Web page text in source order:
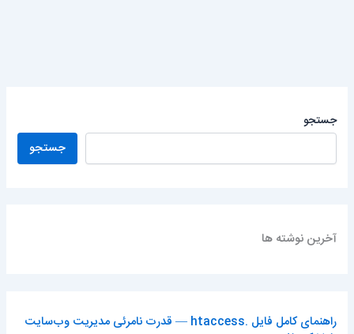
جستجو
جستجو
آخرین نوشته ها
راهنمای کامل فایل .htaccess — قدرت نامرئی مدیریت وب‌سایت